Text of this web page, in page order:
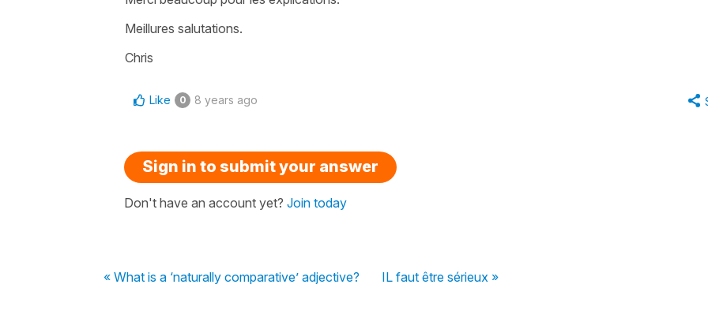
Meillures salutations.
Chris
Like 0 8 years ago
Sign in to submit your answer
Don't have an account yet? Join today
« What is a ‘naturally comparative’ adjective? IL faut être sérieux »